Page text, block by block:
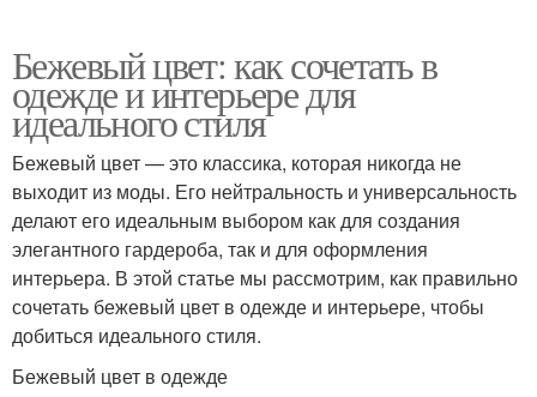
Бежевый цвет: как сочетать в
одежде и интерьере для
идеального стиля
Бежевый цвет — это классика, которая никогда не
выходит из моды. Его нейтральность и универсальность
делают его идеальным выбором как для создания
элегантного гардероба, так и для оформления
интерьера. В этой статье мы рассмотрим, как правильно
сочетать бежевый цвет в одежде и интерьере, чтобы
добиться идеального стиля.
Бежевый цвет в одежде